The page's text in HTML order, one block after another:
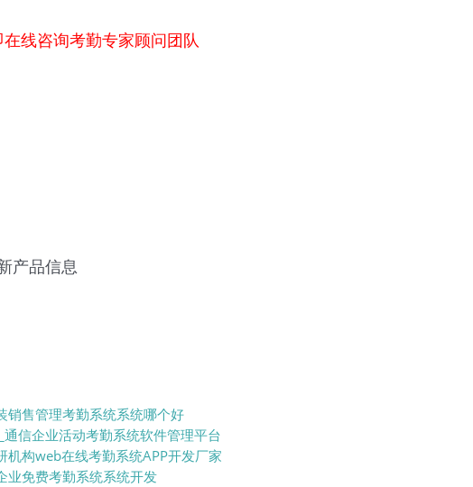
在线咨询考勤专家顾问团队
产品信息
销售管理考勤系统系统哪个好
信企业活动考勤系统软件管理平台
机构web在线考勤系统APP开发厂家
业免费考勤系统系统开发